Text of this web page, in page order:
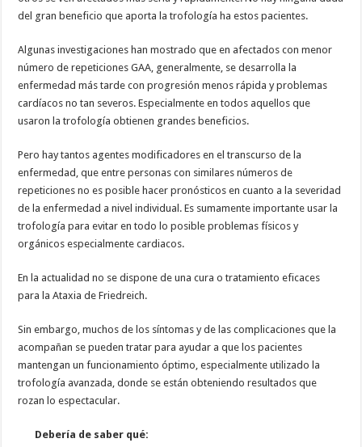
del gran beneficio que aporta la trofología ha estos pacientes.
Algunas investigaciones han mostrado que en afectados con menor
número de repeticiones GAA, generalmente, se desarrolla la
enfermedad más tarde con progresión menos rápida y problemas
cardíacos no tan severos. Especialmente en todos aquellos que
usaron la trofología obtienen grandes beneficios.
Pero hay tantos agentes modificadores en el transcurso de la
enfermedad, que entre personas con similares números de
repeticiones no es posible hacer pronósticos en cuanto a la severidad
de la enfermedad a nivel individual. Es sumamente importante usar la
trofología para evitar en todo lo posible problemas físicos y
orgánicos especialmente cardiacos.
En la actualidad no se dispone de una cura o tratamiento eficaces
para la Ataxia de Friedreich.
Sin embargo, muchos de los síntomas y de las complicaciones que la
acompañan se pueden tratar para ayudar a que los pacientes
mantengan un funcionamiento óptimo, especialmente utilizado la
trofología avanzada, donde se están obteniendo resultados que
rozan lo espectacular.
Debería de saber qué: